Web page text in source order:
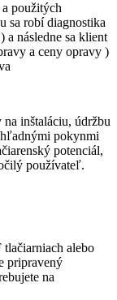
použitých
sa robí diagnostika
a následne sa klient
a ceny opravy )
na inštaláciu, údržbu
pokynmi
potenciál,
používateľ.
alebo
pripravený
na